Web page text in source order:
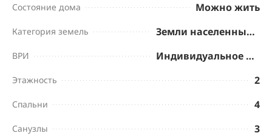
Состояние дома Можно жить
Категория земель Земли населенных пунктов
ВРИ Индивидуальное жилищное строительство
Этажность 2
Спальни 4
Санузлы 3